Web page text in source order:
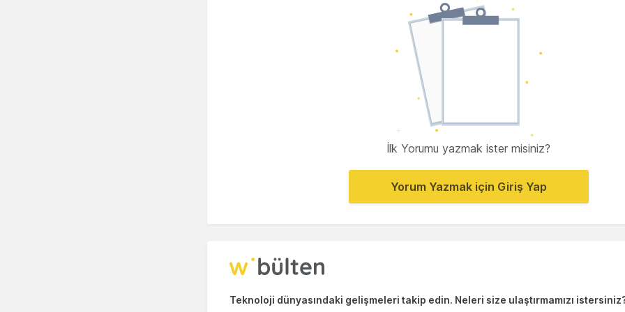
İlk Yorumu yazmak ister misiniz?
Yorum Yazmak için Giriş Yap
Teknoloji dünyasındaki gelişmeleri takip edin. Neleri size ulaştırmamızı